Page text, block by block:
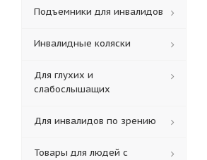
Подъемники для инвалидов
Инвалидные коляски
Для глухих и
слабослышащих
Для инвалидов по зрению
Товары для людей с